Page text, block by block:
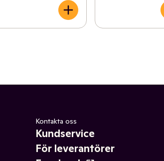
Kontakta oss
Kundservice
För leverantörer